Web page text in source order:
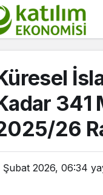
341
26
Şubat 2026, 06:34